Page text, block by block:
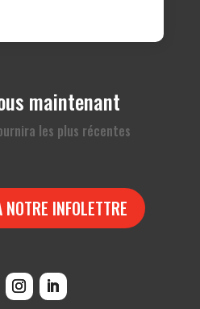
maintenant
les plus récentes
INFOLETTRE